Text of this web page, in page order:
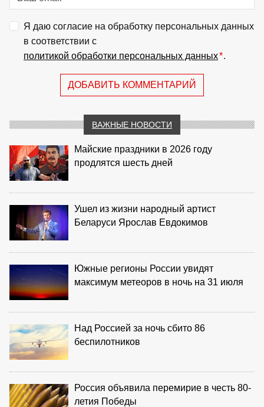
Я даю согласие на обработку персональных данных
в соответствии с
политикой обработки персональных данных*.
ДОБАВИТЬ КОММЕНТАРИЙ
ВАЖНЫЕ НОВОСТИ
Майские праздники в 2026 году
продлятся шесть дней
Ушел из жизни народный артист
Беларуси Ярослав Евдокимов
Южные регионы России увидят
максимум метеоров в ночь на 31 июля
Над Россией за ночь сбито 86
беспилотников
Россия объявила перемирие в честь 80-
летия Победы